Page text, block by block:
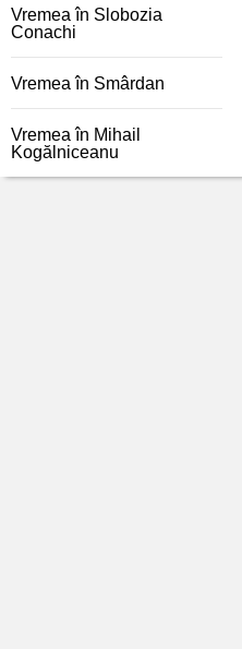
Vremea în Slobozia
Conachi
Vremea în Smârdan
Vremea în Mihail
Kogălniceanu